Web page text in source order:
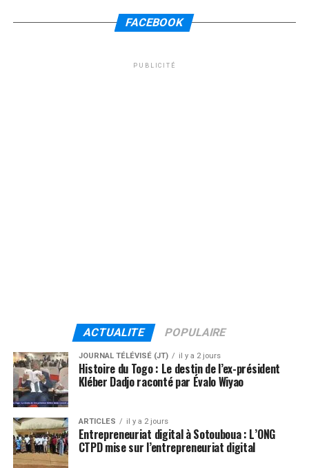
FACEBOOK
PUBLICITÉ
ACTUALITE POPULAIRE
JOURNAL TÉLÉVISÉ (JT) il y a 2 jours
Histoire du Togo : Le destin de l’ex-président
Kléber Dadjo raconté par Évalo Wiyao
ARTICLES il y a 2 jours
Entrepreneuriat digital à Sotouboua : L’ONG
CTPD mise sur l’entrepreneuriat digital